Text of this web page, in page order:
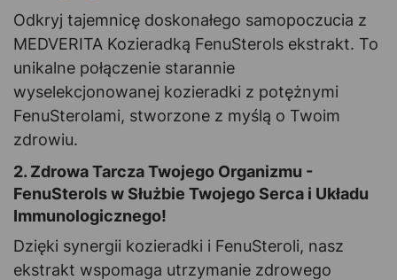
Odkryj tajemnicę doskonałego samopoczucia z
MEDVERITA Kozieradką FenuSterols ekstrakt. To
unikalne połączenie starannie
wyselekcjonowanej kozieradki z potężnymi
FenuSterolami, stworzone z myślą o Twoim
zdrowiu.
2. Zdrowa Tarcza Twojego Organizmu -
FenuSterols w Służbie Twojego Serca i Układu
Immunologicznego!
Dzięki synergii kozieradki i FenuSteroli, nasz
ekstrakt wspomaga utrzymanie zdrowego